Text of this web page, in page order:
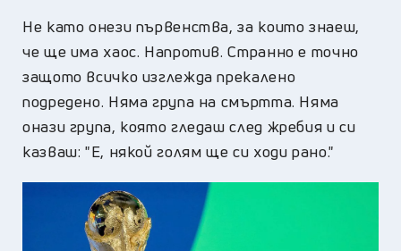
Не като онези първенства, за които знаеш,
че ще има хаос. Напротив. Странно е точно
защото всичко изглежда прекалено
подредено. Няма група на смъртта. Няма
онази група, която гледаш след жребия и си
казваш: "Е, някой голям ще си ходи рано."